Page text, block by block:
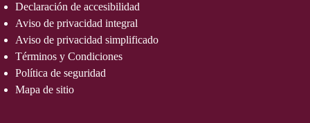
Declaración de accesibilidad
Aviso de privacidad integral
Aviso de privacidad simplificado
Términos y Condiciones
Política de seguridad
Mapa de sitio